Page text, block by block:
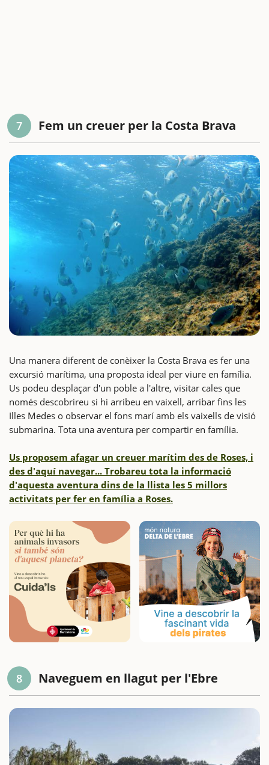
7 Fem un creuer per la Costa Brava
Una manera diferent de conèixer la Costa Brava es fer una
excursió marítima, una proposta ideal per viure en família.
Us podeu desplaçar d'un poble a l'altre, visitar cales que
només descobrireu si hi arribeu en vaixell, arribar fins les
Illes Medes o observar el fons marí amb els vaixells de visió
submarina. Tota una aventura per compartir en família.
Us proposem afagar un creuer marítim des de Roses, i
des d'aquí navegar... Trobareu tota la informació
d'aquesta aventura dins de la llista les 5 millors
activitats per fer en família a Roses.
8 Naveguem en llagut per l'Ebre